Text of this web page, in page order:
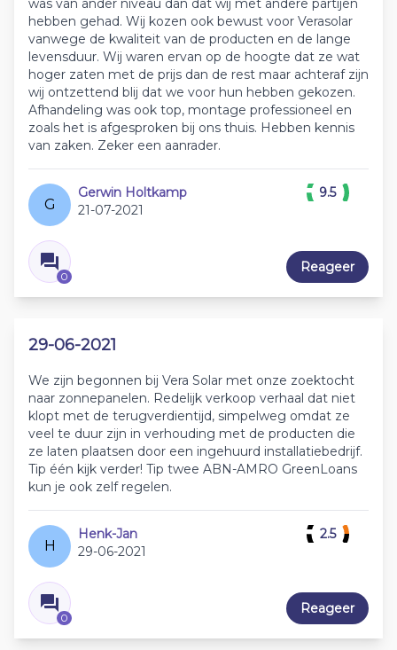
was van ander niveau dan dat wij met andere partijen
hebben gehad. Wij kozen ook bewust voor Verasolar
vanwege de kwaliteit van de producten en de lange
levensduur. Wij waren ervan op de hoogte dat ze wat
hoger zaten met de prijs dan de rest maar achteraf zijn
wij ontzettend blij dat we voor hun hebben gekozen.
Afhandeling was ook top, montage professioneel en
zoals het is afgesproken bij ons thuis. Hebben kennis
van zaken. Zeker een aanrader.
G
Gerwin Holtkamp
21-07-2021
0
9.5
Reageer
29-06-2021
We zijn begonnen bij Vera Solar met onze zoektocht
naar zonnepanelen. Redelijk verkoop verhaal dat niet
klopt met de terugverdientijd, simpelweg omdat ze
veel te duur zijn in verhouding met de producten die
ze laten plaatsen door een ingehuurd installatiebedrijf.
Tip één kijk verder! Tip twee ABN-AMRO GreenLoans
kun je ook zelf regelen.
H
Henk-Jan
29-06-2021
0
2.5
Reageer